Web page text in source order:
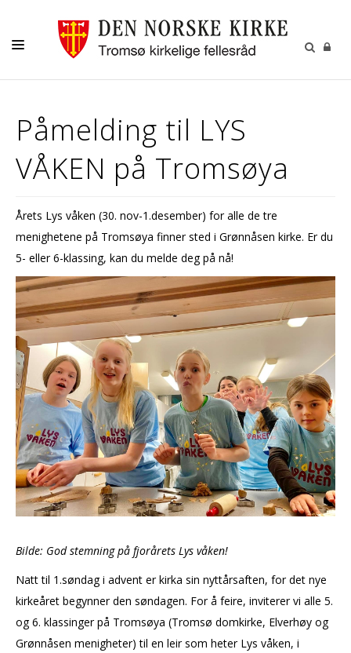
AKTIVITETER OG KONSERTER
DÅP
VIGSEL
GRAVFERD
KONTAKT
Påmelding til LYS
VÅKEN på Tromsøya
Årets Lys våken (30. nov-1.desember) for alle de tre
menighetene på Tromsøya finner sted i Grønnåsen kirke. Er du
5- eller 6-klassing, kan du melde deg på nå!
Bilde: God stemning på fjorårets Lys våken!
Natt til 1.søndag i advent er kirka sin nyttårsaften, for det nye
kirkeåret begynner den søndagen. For å feire, inviterer vi alle 5.
og 6. klassinger på Tromsøya (Tromsø domkirke, Elverhøy og
Grønnåsen menigheter) til en leir som heter Lys våken, i